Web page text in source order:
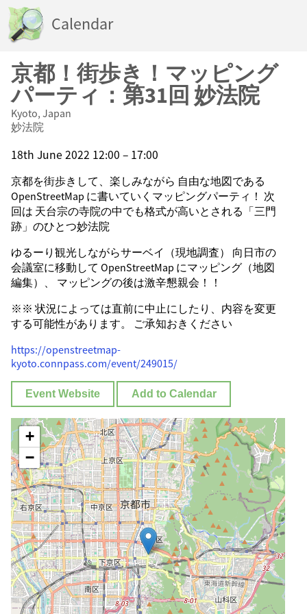
Calendar
京都！街歩き！マッピング
パーティ：第31回 妙法院
Kyoto, Japan
妙法院
18th June 2022 12:00 – 17:00
京都を街歩きして、楽しみながら 自由な地図である
OpenStreetMap に書いていくマッピングパーティ！ 次
回は 天台宗の寺院の中でも格式が高いとされる「三門
跡」のひとつ妙法院
ゆるーり観光しながらサーベイ（現地調査） 向日市の
会議室に移動して OpenStreetMap にマッピング（地図
編集）、 マッピングの後は激辛懇親会！！
※※ 状況によっては直前に中止にしたり、内容を変更
する可能性があります。 ご承知おきください
https://openstreetmap-
kyoto.connpass.com/event/249015/
Event Website Add to Calendar
+
−